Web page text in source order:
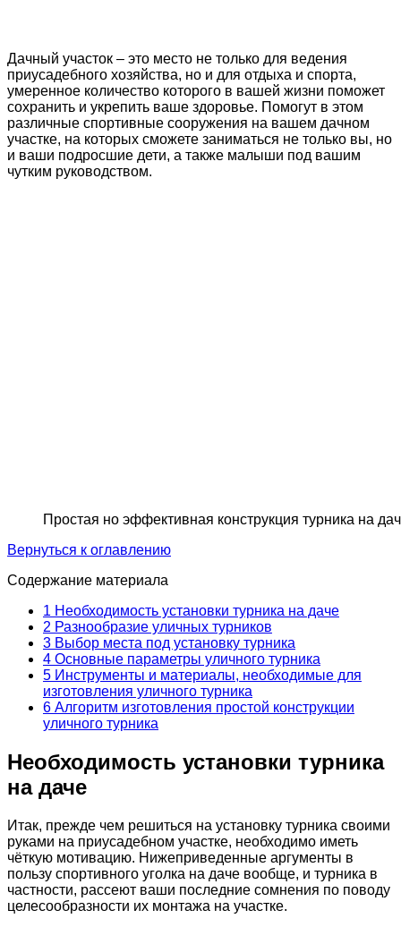
Дачный участок – это место не только для ведения
приусадебного хозяйства, но и для отдыха и спорта,
умеренное количество которого в вашей жизни поможет
сохранить и укрепить ваше здоровье. Помогут в этом
различные спортивные сооружения на вашем дачном
участке, на которых сможете заниматься не только вы, но
и ваши подросшие дети, а также малыши под вашим
чутким руководством.
Простая но эффективная конструкция турника на
Вернуться к оглавлению
Содержание материала
1 Необходимость установки турника на даче
2 Разнообразие уличных турников
3 Выбор места под установку турника
4 Основные параметры уличного турника
5 Инструменты и материалы, необходимые для
изготовления уличного турника
6 Алгоритм изготовления простой конструкции
уличного турника
Необходимость установки турника
на даче
Итак, прежде чем решиться на установку турника своими
руками на приусадебном участке, необходимо иметь
чёткую мотивацию. Нижеприведенные аргументы в
пользу спортивного уголка на даче вообще, и турника в
частности, рассеют ваши последние сомнения по поводу
целесообразности их монтажа на участке.